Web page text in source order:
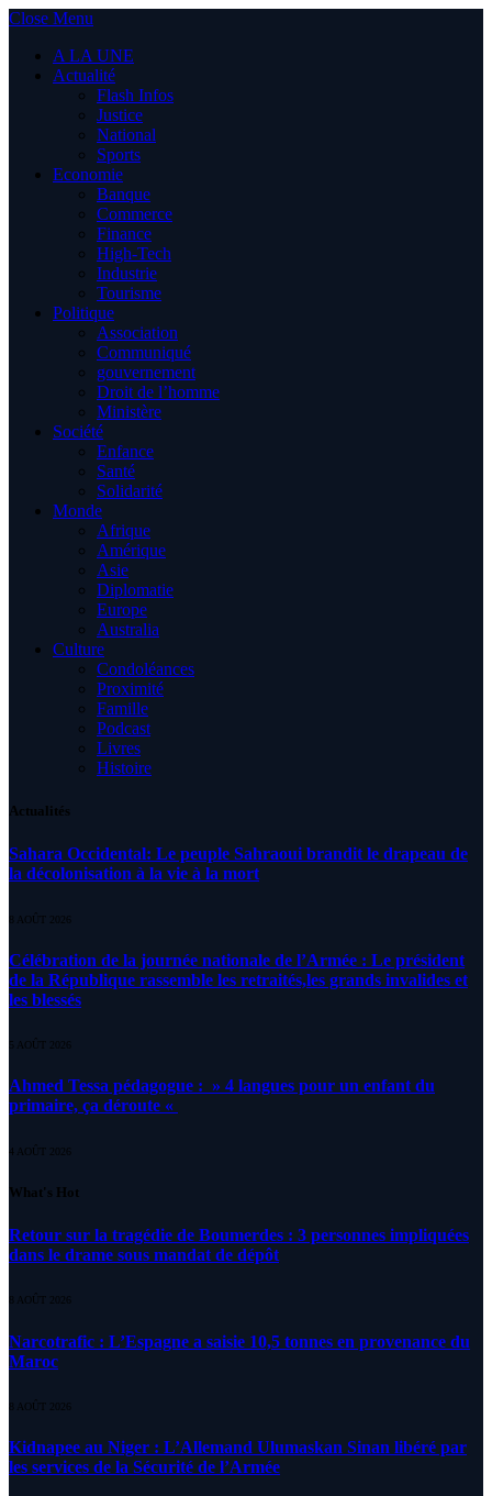
Close Menu
A LA UNE
Actualité
Flash Infos
Justice
National
Sports
Economie
Banque
Commerce
Finance
High-Tech
Industrie
Tourisme
Politique
Association
Communiqué
gouvernement
Droit de l’homme
Ministère
Société
Enfance
Santé
Solidarité
Monde
Afrique
Amérique
Asie
Diplomatie
Europe
Australia
Culture
Condoléances
Proximité
Famille
Podcast
Livres
Histoire
Actualités
Sahara Occidental: Le peuple Sahraoui brandit le drapeau de
la décolonisation à la vie à la mort
8 AOÛT 2026
Célébration de la journée nationale de l’Armée : Le président
de la République rassemble les retraités,les grands invalides et
les blessés
5 AOÛT 2026
Ahmed Tessa pédagogue : » 4 langues pour un enfant du
primaire, ça déroute «
4 AOÛT 2026
What's Hot
Retour sur la tragédie de Boumerdes : 3 personnes impliquées
dans le drame sous mandat de dépôt
8 AOÛT 2026
Narcotrafic : L’Espagne a saisie 10,5 tonnes en provenance du
Maroc
8 AOÛT 2026
Kidnapee au Niger : L’Allemand Ulumaskan Sinan libéré par
les services de la Sécurité de l’Armée